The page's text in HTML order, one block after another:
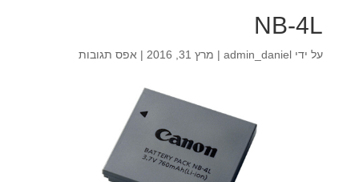
NB-4L
על ידי admin_daniel
| מרץ 31, 2016 | אפס תגובות